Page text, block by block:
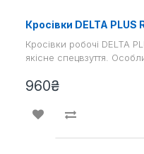
Кросівки DELTA PLUS
Кросівки робочі DELTA
якісне спецвзуття.
960₴